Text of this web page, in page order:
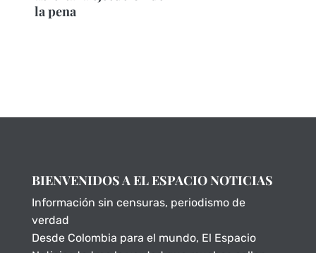
la pena
BIENVENIDOS A EL ESPACIO NOTICIAS
Información sin censuras, periodismo de
verdad
Desde Colombia para el mundo, El Espacio